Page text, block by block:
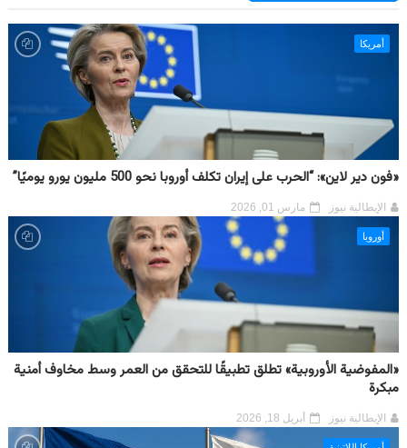
أمريكا
«فون دير لاين»: “الحرب على إيران تكلف أوروبا نحو 500 مليون يورو يوميًا”
الإيطالية نيوز مارس 01, 2026
أوروبا
«المفوضية الأوروبية» تطلق تطبيقًا للتحقق من العمر وسط مخاوف أمنية
مبكرة
الإيطالية نيوز أبريل 18, 2026